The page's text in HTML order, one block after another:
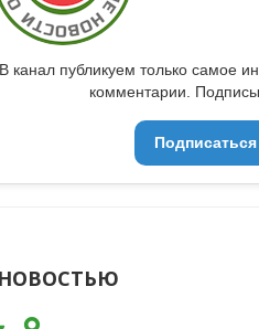
В канал публикуем только самое
комментарии.
Подписаться